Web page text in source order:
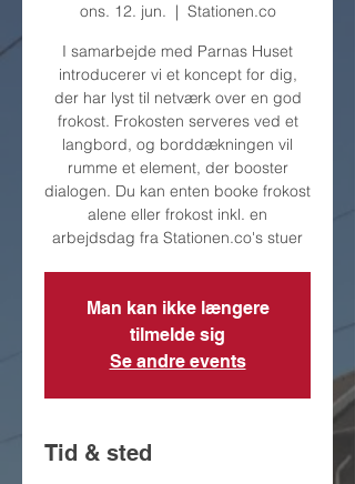
ons. 12. jun.
  |
Stationen.co
I samarbejde med Parnas Huset
introducerer vi et koncept for dig,
der har lyst til netværk over en god
frokost. Frokosten serveres ved et
langbord, og borddækningen vil
rumme et element, der booster
dialogen. Du kan enten booke frokost
alene eller frokost inkl. en
arbejdsdag fra Stationen.co's stuer
Man kan ikke længere
tilmelde sig
Se andre events
Tid & sted